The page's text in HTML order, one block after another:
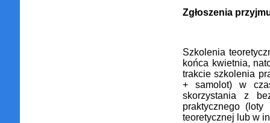
Zgłoszenia
Szkolenia
końca kwietnia,
trakcie szkolenia
+ samolot) w
skorzystania z
praktycznego
teoretycznej lub w